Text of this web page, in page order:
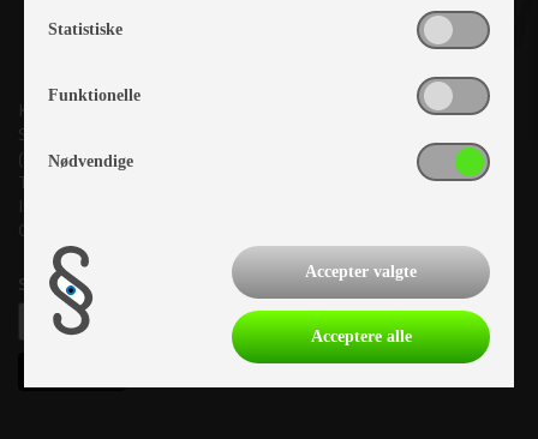
Kronjyllands Camping Center A/S
Suderholmen 10, 8960 Randers SØ
(Lige ud til Grenåvej)
Tlf. +45 87 10 98 70
Info@as-kcc.dk
CVR: 33 38 77 33
Samtykke til nyhedsbrev
Statistiske
Funktionelle
Nødvendige
Accepter valgte
Acceptere alle